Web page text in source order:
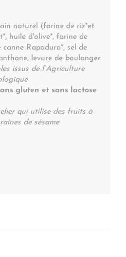
naturel (farine de riz*et
huile d'olive*, farine de
canne Rapadura*, sel de
levure de boulanger
issus de l’Agriculture
gluten et sans lactose
qui utilise des fruits à
de sésame